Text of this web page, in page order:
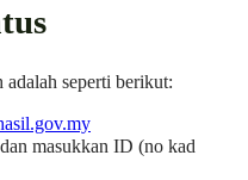
adalah seperti berikut:
masukkan ID (no kad